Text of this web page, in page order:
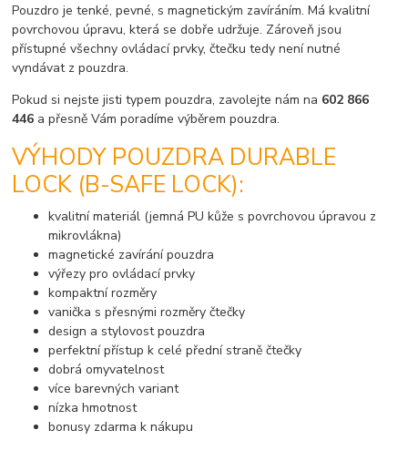
Pouzdro je tenké, pevné, s magnetickým zavíráním. Má kvalitní
povrchovou úpravu, která se dobře udržuje. Zároveň jsou
přístupné všechny ovládací prvky, čtečku tedy není nutné
vyndávat z pouzdra.
Pokud si nejste jisti typem pouzdra, zavolejte nám na 602 866
446 a přesně Vám poradíme výběrem pouzdra.
VÝHODY POUZDRA DURABLE
LOCK (B-SAFE LOCK):
kvalitní materiál (jemná PU kůže s povrchovou úpravou z
mikrovlákna)
magnetické zavírání pouzdra
výřezy pro ovládací prvky
kompaktní rozměry
vanička s přesnými rozměry čtečky
design a stylovost pouzdra
perfektní přístup k celé přední straně čtečky
dobrá omyvatelnost
více barevných variant
nízka hmotnost
bonusy zdarma k nákupu